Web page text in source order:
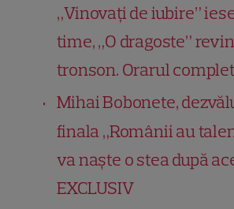
„Vinovați de iubire”
time, „O dragoste”
tronson. Orarul complet
Mihai Bobonete,
finala „Românii au
va naște o stea după
EXCLUSIV